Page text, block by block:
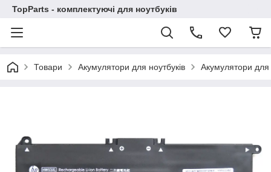
TopParts - комплектуючі для ноутбуків
Товари Акумулятори для ноутбуків Акумулятори для